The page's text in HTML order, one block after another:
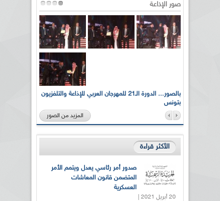
صور الإذاعة
بالصور... الدورة الـ21 للمهرجان العربي للإذاعة والتلفزيون
بتونس
المزيد من الصور
الأكثر قراءة
صدور أمر رئاسي يعدل ويتمم الأمر
المتضمن قانون المعاشات
العسكرية
20 أبريل 2021 |